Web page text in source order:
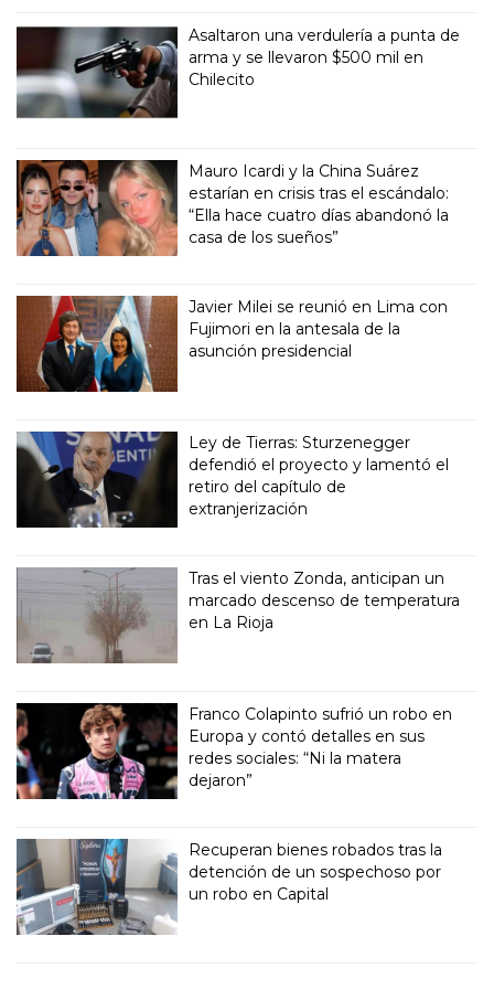
Asaltaron una verdulería a punta de
arma y se llevaron $500 mil en
Chilecito
Mauro Icardi y la China Suárez
estarían en crisis tras el escándalo:
“Ella hace cuatro días abandonó la
casa de los sueños”
Javier Milei se reunió en Lima con
Fujimori en la antesala de la
asunción presidencial
Ley de Tierras: Sturzenegger
defendió el proyecto y lamentó el
retiro del capítulo de
extranjerización
Tras el viento Zonda, anticipan un
marcado descenso de temperatura
en La Rioja
Franco Colapinto sufrió un robo en
Europa y contó detalles en sus
redes sociales: “Ni la matera
dejaron”
Recuperan bienes robados tras la
detención de un sospechoso por
un robo en Capital